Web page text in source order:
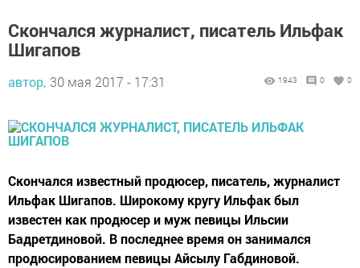
Скончался журналист, писатель Ильфак
Шигапов
автор, 30 мая 2017 - 17:31 1943 0 0
Скончался известный продюсер, писатель, журналист
Ильфак Шигапов. Широкому кругу Ильфак был
известен как продюсер и муж певицы Ильсии
Бадретдиновой. В последнее время он занимался
продюсированием певицы Айсылу Габдиновой.